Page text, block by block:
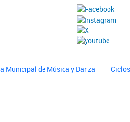
Municipal de Música y Danza